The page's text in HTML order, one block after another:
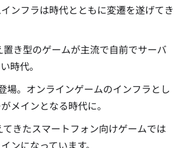
ンフラは時代とともに変遷を遂げてき
き型のゲームが主流で自前でサーバ
時代。
場。オンラインゲームのインフラとし
メインとなる時代に。
きたスマートフォン向けゲームでは
ンになっています。